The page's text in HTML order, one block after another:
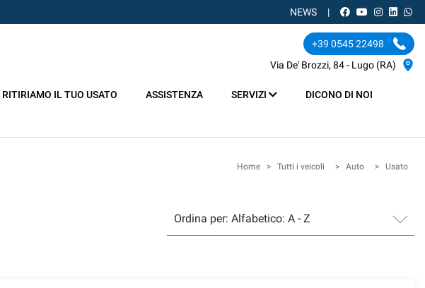
NEWS
+39 0545 22498
Via De' Brozzi, 84 - Lugo (RA)
RITIRIAMO IL TUO USATO ASSISTENZA SERVIZI DICONO DI NOI
Home > Tutti i veicoli > Auto > Usato